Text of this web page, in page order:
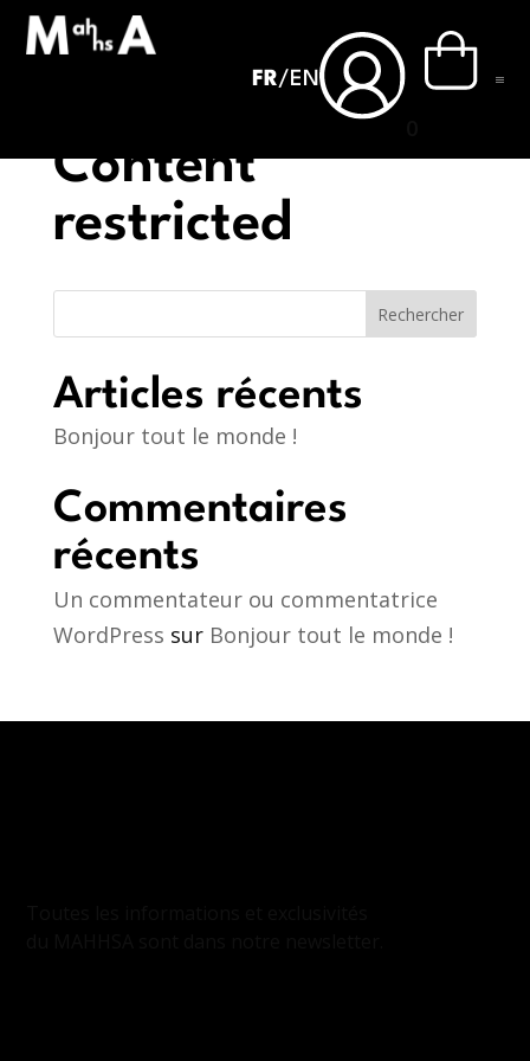
FR/ EN
Content
restricted
Rechercher
Articles récents
Bonjour tout le monde !
Commentaires
récents
Un commentateur ou commentatrice
WordPress sur Bonjour tout le monde !